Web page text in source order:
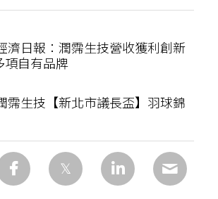
濟日報：潤霈生技營收獲利創新
項自有品牌
霈生技【新北市議長盃】羽球錦